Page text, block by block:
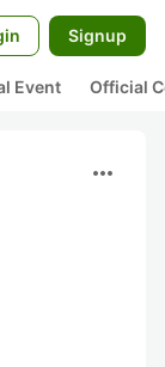
Signup
Event Official
more_horiz